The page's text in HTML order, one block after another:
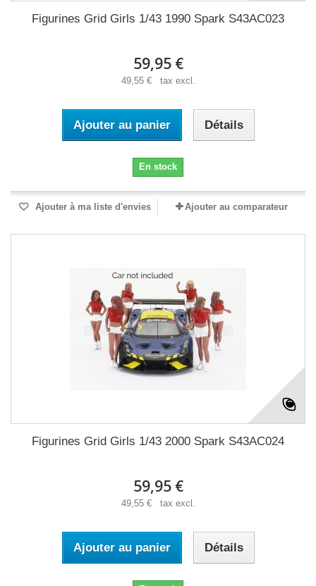
Figurines Grid Girls 1/43 1990 Spark S43AC023
59,95 €
49,55 € tax excl.
Ajouter au panier Détails
En stock
Ajouter à ma liste d'envies Ajouter au comparateur
Figurines Grid Girls 1/43 2000 Spark S43AC024
59,95 €
49,55 € tax excl.
Ajouter au panier Détails